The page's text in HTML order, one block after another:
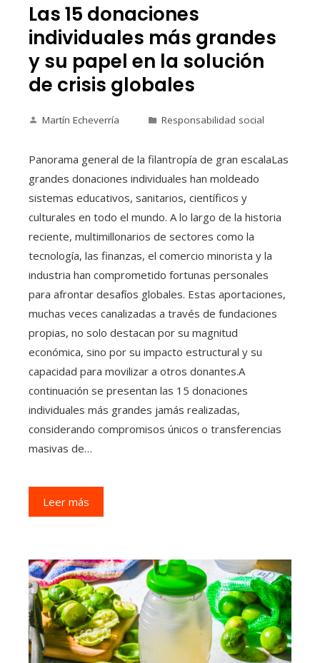
Las 15 donaciones
individuales más grandes
y su papel en la solución
de crisis globales
Martín Echeverría Responsabilidad social
Panorama general de la filantropía de gran escalaLas
grandes donaciones individuales han moldeado
sistemas educativos, sanitarios, científicos y
culturales en todo el mundo. A lo largo de la historia
reciente, multimillonarios de sectores como la
tecnología, las finanzas, el comercio minorista y la
industria han comprometido fortunas personales
para afrontar desafíos globales. Estas aportaciones,
muchas veces canalizadas a través de fundaciones
propias, no solo destacan por su magnitud
económica, sino por su impacto estructural y su
capacidad para movilizar a otros donantes.A
continuación se presentan las 15 donaciones
individuales más grandes jamás realizadas,
considerando compromisos únicos o transferencias
masivas de…
Leer más